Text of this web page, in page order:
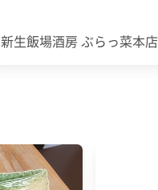
新生飯場酒房 ぶらっ菜本店